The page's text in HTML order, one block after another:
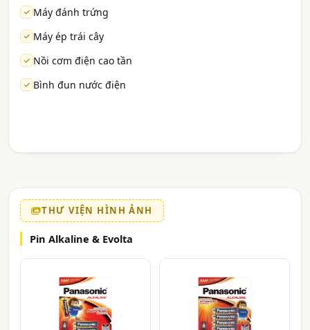
Máy đánh trứng
Máy ép trái cây
Nồi cơm điện cao tần
Bình đun nước điện
THƯ VIỆN HÌNH ẢNH
Pin Alkaline & Evolta